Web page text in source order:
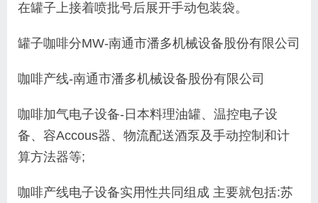
在罐子上接着喷批号后展开手动包装袋。
罐子咖啡分MW-南通市潘多机械设备股份有限公司
咖啡产线-南通市潘多机械设备股份有限公司
咖啡加气电子设备-日本料理油罐、温控电子设
备、容Accous器、物流配送酒泵及手动控制和计
算方法器等;
咖啡产线电子设备实用性共同组成 主要就包括:苏